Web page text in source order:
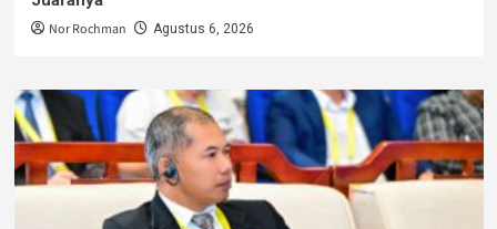
Nor Rochman Agustus 6, 2026